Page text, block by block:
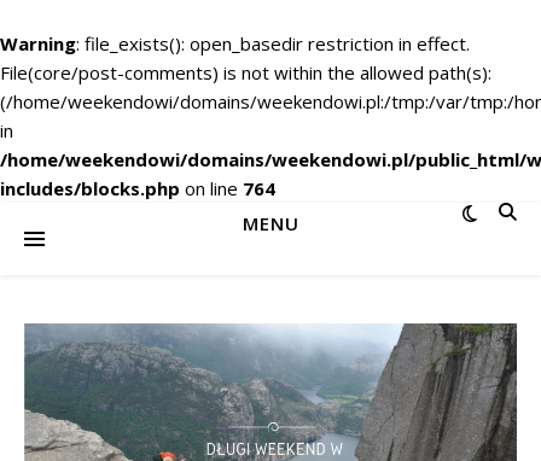
Warning: file_exists(): open_basedir restriction in effect.
File(core/post-comments) is not within the allowed path(s):
(/home/weekendowi/domains/weekendowi.pl:/tmp:/var/tmp:/
in
/home/weekendowi/domains/weekendowi.pl/public_html/
includes/blocks.php on line 764
MENU